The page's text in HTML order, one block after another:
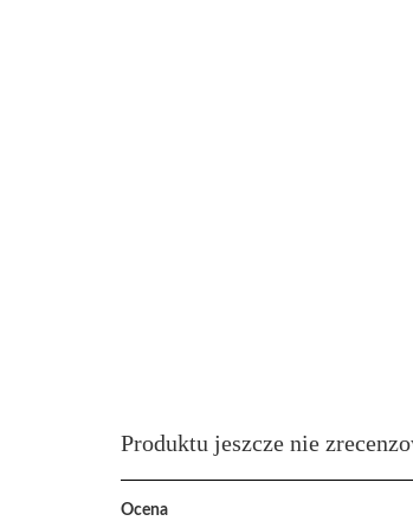
Produktu jeszcze nie
Ocena